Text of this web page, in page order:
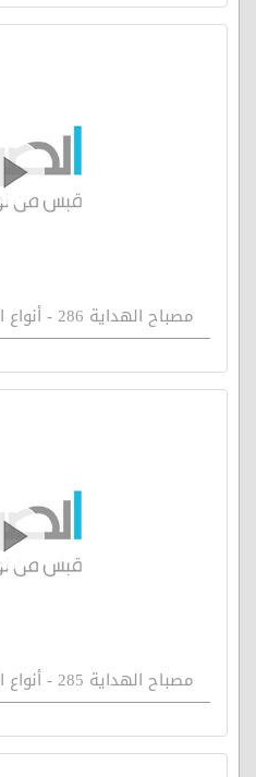
مصباح الهداية 286 - أنواع البكاء لله تعالى ج2
مصباح الهداية 285 - أنواع البكاء لله تعالى ج1